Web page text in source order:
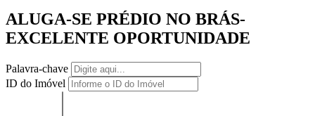
ALUGA-SE PRÉDIO NO BRÁS-
EXCELENTE OPORTUNIDADE
Palavra-chave
ID do Imóvel